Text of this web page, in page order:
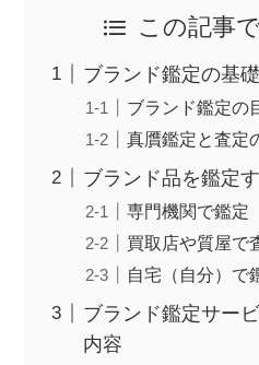
この記事
ブランド鑑定の基
ブランド鑑定の
真贋鑑定と査定
ブランド品を鑑定
専門機関で鑑定
買取店や質屋で
自宅（自分）で
ブランド鑑定サー
内容